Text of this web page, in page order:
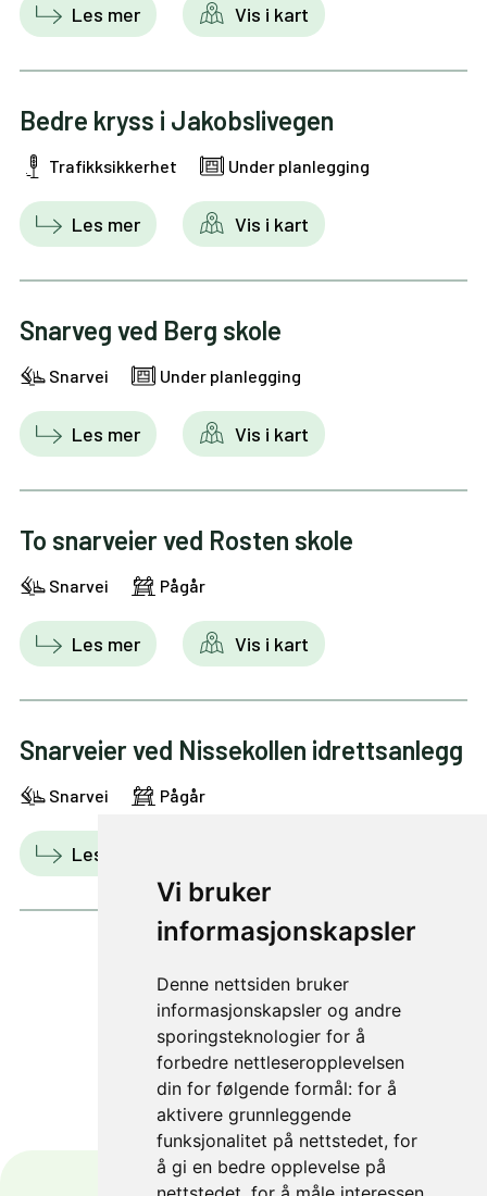
Vi bruker
informasjonskapsler
Denne nettsiden bruker
informasjonskapsler og andre
sporingsteknologier for å
forbedre nettleseropplevelsen
din for følgende formål: for å
aktivere grunnleggende
funksjonalitet på nettstedet, for
å gi en bedre opplevelse på
Les mer Vis i kart
Bedre kryss i Jakobslivegen
Trafikksikkerhet Under planlegging
Les mer Vis i kart
Snarveg ved Berg skole
Snarvei Under planlegging
Les mer Vis i kart
To snarveier ved Rosten skole
Snarvei Pågår
Les mer Vis i kart
Snarveier ved Nissekollen idrettsanlegg
Snarvei Pågår
Les mer
1 av 4